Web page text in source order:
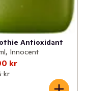
Antioxidant
Innocent
kr
kr